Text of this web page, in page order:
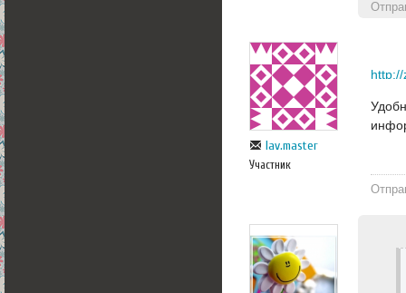
lav.master
Участник